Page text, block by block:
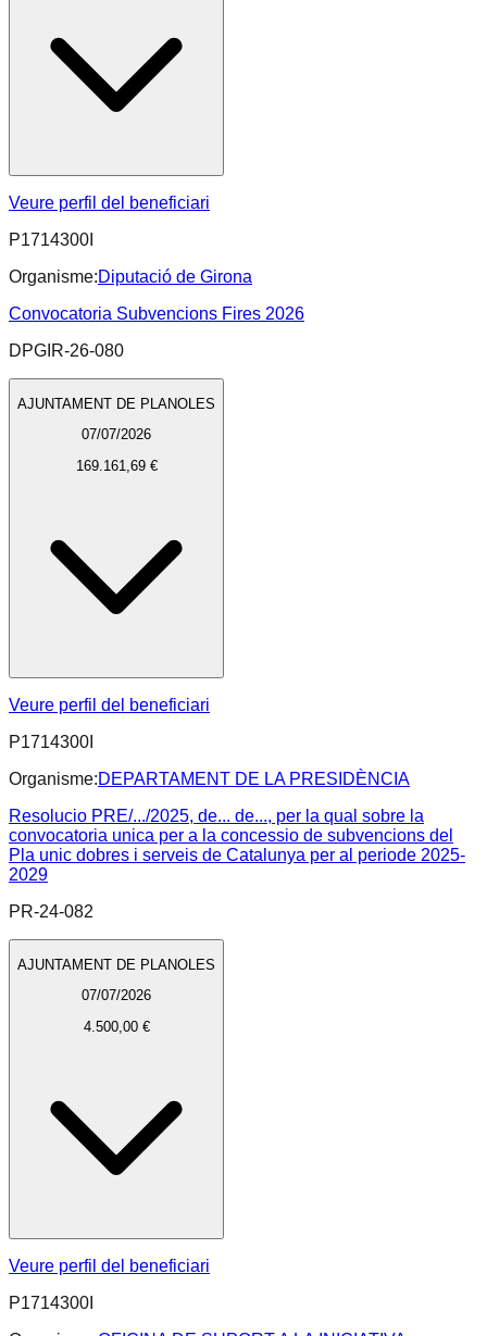
Veure perfil del beneficiari
P1714300I
Organisme:Diputació de Girona
Convocatoria Subvencions Fires 2026
DPGIR-26-080
AJUNTAMENT DE PLANOLES
07/07/2026
169.161,69 €
Veure perfil del beneficiari
P1714300I
Organisme:DEPARTAMENT DE LA PRESIDÈNCIA
Resolucio PRE/.../2025, de... de..., per la qual sobre la
convocatoria unica per a la concessio de subvencions del
Pla unic dobres i serveis de Catalunya per al periode 2025-
2029
PR-24-082
AJUNTAMENT DE PLANOLES
07/07/2026
4.500,00 €
Veure perfil del beneficiari
P1714300I